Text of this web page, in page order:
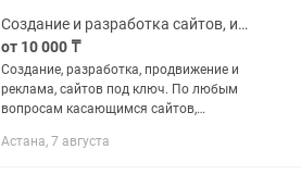
Создание и разработка сайтов, интернет магазин дизайн логотип под ключ
от 10 000 ₸
Создание, разработка, продвижение и
реклама, сайтов под ключ. По любым
вопросам касающимся сайтов,
изготовления дизайна, логотипов,
Астана, 7 августа